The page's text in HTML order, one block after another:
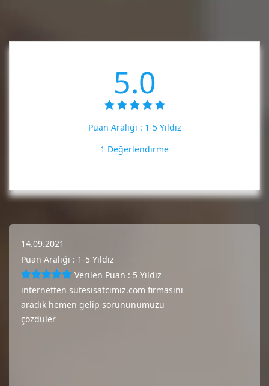
5.0
Puan Aralığı : 1-5 Yıldız
1 Değerlendirme
14.09.2021
Puan Aralığı : 1-5 Yıldız
Verilen Puan : 5 Yıldız
internetten sutesisatcimiz.com firmasını
aradık hemen gelip sorununumuzu
çözdüler